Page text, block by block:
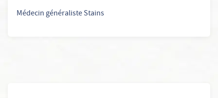
Médecin généraliste Stains